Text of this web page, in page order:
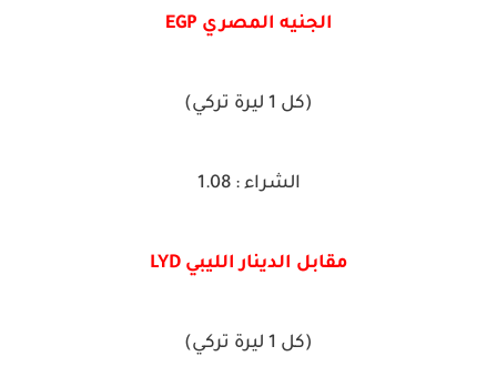
الجنيه المصري EGP
(كل 1 ليرة تركي)
الشراء : 1.08
مقابل الدينار الليبي LYD
(كل 1 ليرة تركي)